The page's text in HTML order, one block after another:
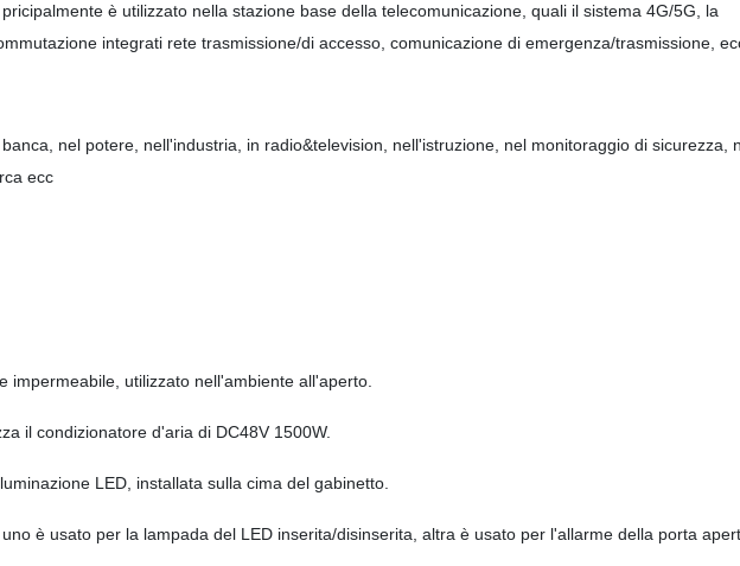
è utilizzato nella stazione base della telecomunicazione, quali il sistema 4G/5G, la
integrati rete trasmissione/di accesso, comunicazione di emergenza/trasmissione,
nel potere, nell'industria, in radio&television, nell'istruzione, nel monitoraggio di sicurezza,
ecc
impermeabile, utilizzato nell'ambiente all'aperto.
il condizionatore d'aria di DC48V 1500W.
LED, installata sulla cima del gabinetto.
è usato per la lampada del LED inserita/disinserita, altra è usato per l'allarme della porta